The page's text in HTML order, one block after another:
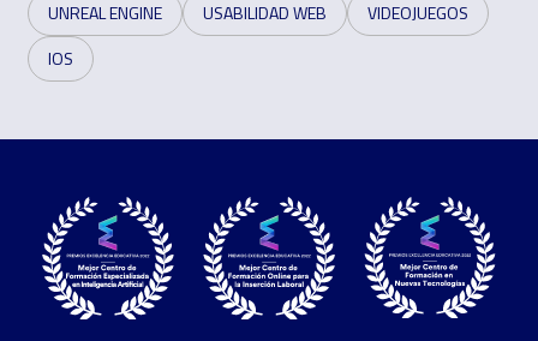
UNREAL ENGINE
USABILIDAD WEB
VIDEOJUEGOS
IOS